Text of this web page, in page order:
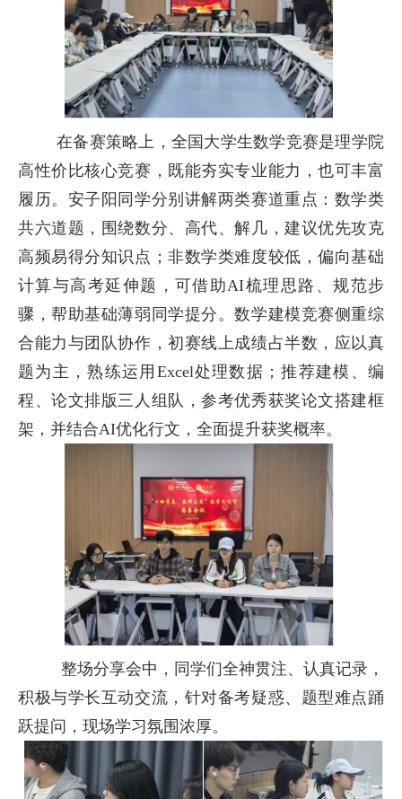
在备赛策略上，全国大学生数学竞赛是理学院
高性价比核心竞赛，既能夯实专业能力，也可丰富
履历。安子阳同学分别讲解两类赛道重点：数学类
共六道题，围绕数分、高代、解几，建议优先攻克
高频易得分知识点；非数学类难度较低，偏向基础
计算与高考延伸题，可借助AI梳理思路、规范步
骤，帮助基础薄弱同学提分。数学建模竞赛侧重综
合能力与团队协作，初赛线上成绩占半数，应以真
题为主，熟练运用Excel处理数据；推荐建模、编
程、论文排版三人组队，参考优秀获奖论文搭建框
架，并结合AI优化行文，全面提升获奖概率。
整场分享会中，同学们全神贯注、认真记录，
积极与学长互动交流，针对备考疑惑、题型难点踊
跃提问，现场学习氛围浓厚。